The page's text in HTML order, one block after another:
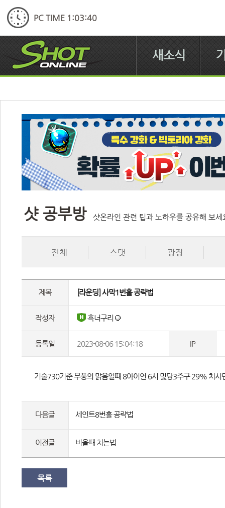
PC TIME 1:03:41
새소식
샷 공부방 샷온라인 관련 팁과 노하우를 공유해 보세
전체 스탯 광장
제목 [라운딩] 사막1번홀 공략법
작성자 흑너구리
등록일 2023-08-06 15:04:18 IP
기술730기준 무풍의 맑음일때 8아이언 6시 및당3주구 29% 치시
다음글 세인트8번홀 공략법
이전글 비올때 치는법
목록